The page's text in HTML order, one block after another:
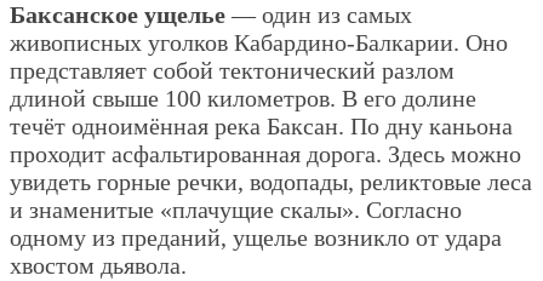
Баксанское ущелье— один из самых
живописных уголков Кабардино-Балкарии. Оно
представляет собой тектонический разлом
длиной свыше 100 километров. В его долине
течёт одноимённая река Баксан. По дну каньона
проходит асфальтированная дорога. Здесь можно
увидеть горные речки, водопады, реликтовые леса
и знаменитые «плачущие скалы». Согласно
одному из преданий, ущелье возникло от удара
хвостом дьявола.